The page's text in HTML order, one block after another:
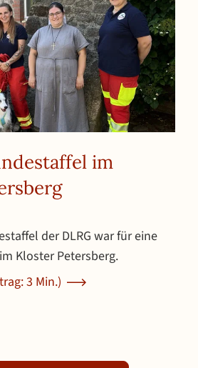
im
am 29. Juli 2026
der DLRG war für eine
Kloster Petersberg.
3 Min.)